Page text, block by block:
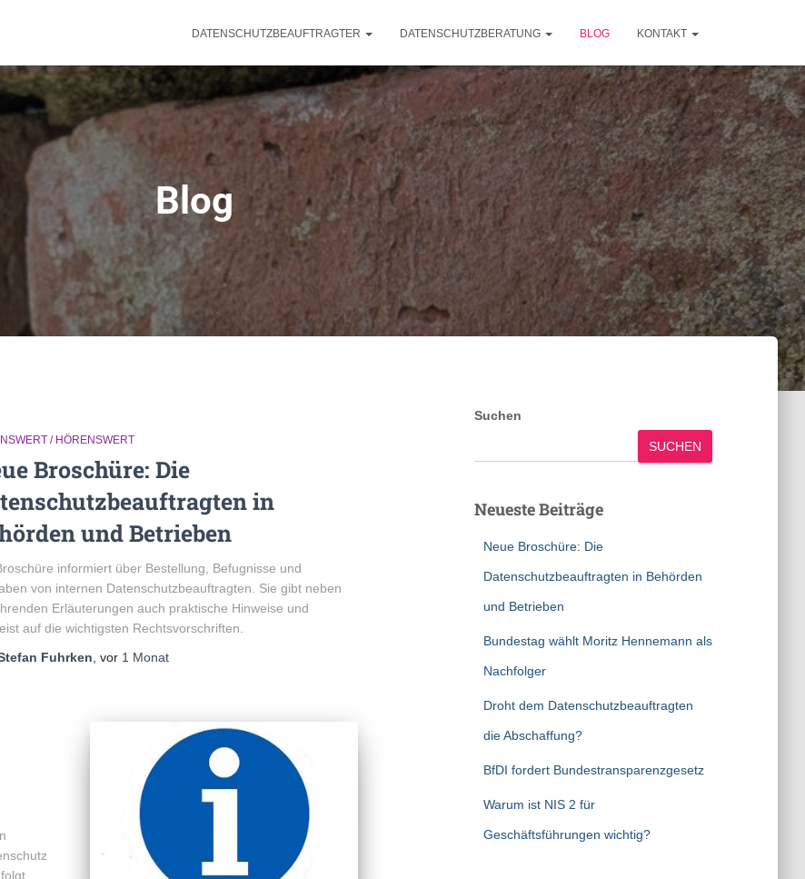
DATENSCHUTZBEAUFTRAGTER DATENSCHUTZBERATUNG BLOG KONTAKT
Blog
/ HÖRENSWERT
Broschüre: Die
in
und Betrieben
informiert über Bestellung, Befugnisse und
von internen Datenschutzbeauftragten. Sie gibt neben
Erläuterungen auch praktische Hinweise und
auf die wichtigsten Rechtsvorschriften.
Fuhrken , vor 1 Monat
Suchen
SUCHEN
Neueste Beiträge
Neue Broschüre: Die
Datenschutzbeauftragten in Behörden
und Betrieben
Bundestag wählt Moritz Hennemann als
Nachfolger
Droht dem Datenschutzbeauftragten
die Abschaffung?
BfDI fordert Bundestransparenzgesetz
Warum ist NIS 2 für
Geschäftsführungen wichtig?